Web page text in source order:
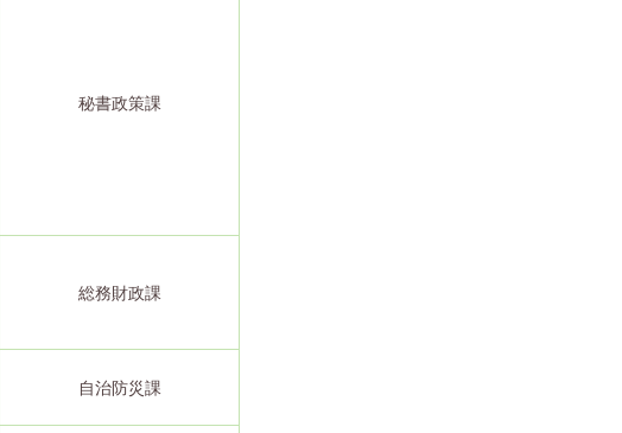
秘書政策課
総務財政課
自治防災課